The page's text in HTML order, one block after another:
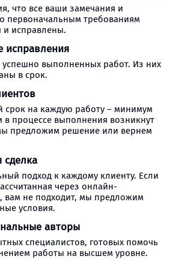
что все ваши замечания и
первоначальным требованиям
и исправлены.
исправления
успешно выполненных работ. Из них
в срок.
срок на каждую работу – минимум
в процессе выполнения возникнут
предложим решение или вернем
сделка
подход к каждому клиенту. Если
через онлайн-
вам не подходит, мы предложим
условия.
авторы
специалистов, готовых помочь
работы на высшем уровне.